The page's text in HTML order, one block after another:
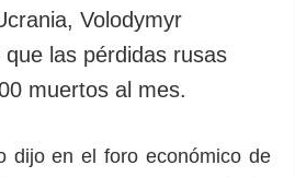
Volodymyr
las pérdidas rusas
muertos al mes.
dijo en el foro económico de